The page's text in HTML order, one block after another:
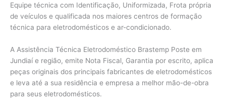
Equipe técnica com Identificação, Uniformizada, Frota própria
de veículos e qualificada nos maiores centros de formação
técnica para eletrodomésticos e ar-condicionado.
A Assistência Técnica Eletrodoméstico Brastemp Poste em
Jundiaí e região, emite Nota Fiscal, Garantia por escrito, aplica
peças originais dos principais fabricantes de eletrodomésticos
e leva até a sua residência e empresa a melhor mão-de-obra
para seus eletrodomésticos.